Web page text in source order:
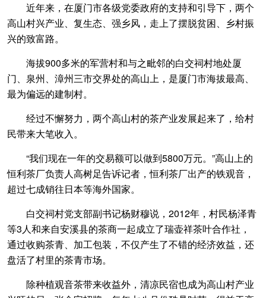
近年来，在厦门市各级党委政府的支持和引导下，两个
高山村兴产业、复生态、强乡风，走上了摆脱贫困、乡村振
兴的致富路。
海拔900多米的军营村和与之毗邻的白交祠村地处厦
门、泉州、漳州三市交界处的高山上，是厦门市海拔最高、
最为偏远的建制村。
经过不懈努力，两个高山村的茶产业发展起来了，给村
民带来大笔收入。
“我们现在一年的交易额可以做到5800万元。”高山上的
恒利茶厂负责人高树足告诉记者，恒利茶厂出产的铁观音，
超过七成销往日本等海外国家。
白交祠村党支部副书记杨财穆说，2012年，村民杨泽青
等3人和来自安溪县的茶商一起成立了瑞壶祥茶叶合作社，
通过收购茶青、加工包装，不仅产生了不错的经济效益，还
盘活了村里的茶青市场。
除种植观音茶带来收益外，清凉民宿也成为高山村产业